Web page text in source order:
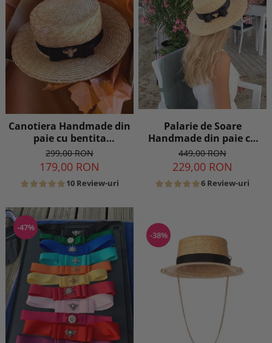
Canotiera Handmade din
paie cu bentita
detasabila si accesoriu la
alegere
299,00 RON
179,00 RON
10 Review-uri
Palarie de Soare
Handmade din paie cu
Bor Lat si bentita
detasabila la alegere
449,00 RON
229,00 RON
6 Review-uri
-47%
-38%